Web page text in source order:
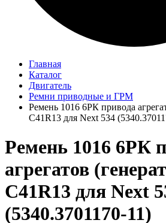
Главная
Каталог
Двигатель
Ремни приводные и ГРМ
Ремень 1016 6PК привода
C41R13 для Next 534
Ремень 1016 6PК
агрегатов
C41R13 для Next
(5340.3701170-11)